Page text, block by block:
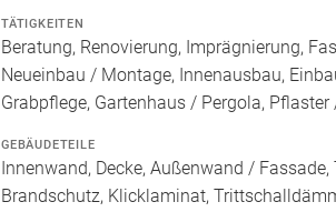
TÄTIGKEITEN
Beratung, Renovierung, Imprägnierung,
Neueinbau / Montage, Innenausbau,
Grabpflege, Gartenhaus / Pergola, Pflaster
GEBÄUDETEILE
Innenwand, Decke, Außenwand /
Brandschutz, Klicklaminat,